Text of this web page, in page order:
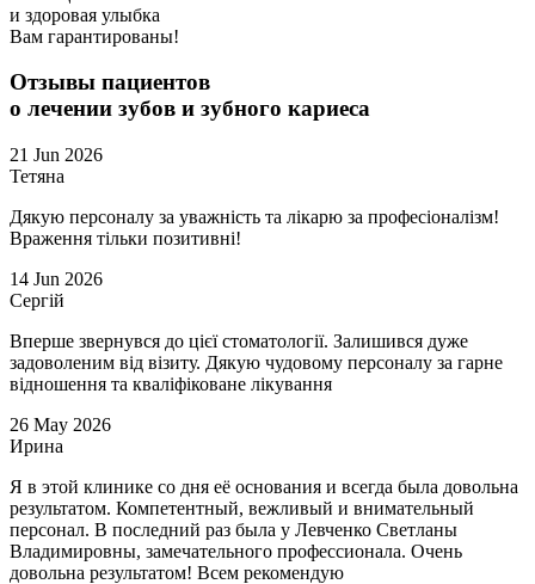
и здоровая улыбка
Вам гарантированы!
Отзывы пациентов
о лечении зубов и зубного кариеса
21 Jun 2026
Тетяна
Дякую персоналу за уважність та лікарю за професіоналізм!
Враження тільки позитивні!
14 Jun 2026
Сергій
Вперше звернувся до цієї стоматології. Залишився дуже
задоволеним від візиту. Дякую чудовому персоналу за гарне
відношення та кваліфіковане лікування
26 May 2026
Ирина
Я в этой клинике со дня её основания и всегда была довольна
результатом. Компетентный, вежливый и внимательный
персонал. В последний раз была у Левченко Светланы
Владимировны, замечательного профессионала. Очень
довольна результатом! Всем рекомендую